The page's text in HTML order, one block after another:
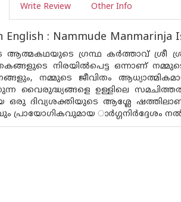
Write Review Other Info
English : Nammude Manmarinja
ഗ്രന്ഥ കർത്താവ് ശ്രീ
നിരയിൽപെട്ട ഒന്നാണ്
നമ്മുടെ ജീവിതം
വൈരുദ്ധ്യങ്ങളെ ഉള്ളിലെ
ഒരു ദിവ്യശക്തിയുടെ ആശ്ലേ
പ്രായോഗികവുമായ ാർഗ്ഗനിർദ്ദേശം